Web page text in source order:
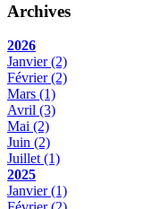
Archives
2026
Janvier(2)
Février(2)
Mars (1)
Avril (3)
Mai (2)
Juin (2)
Juillet(1)
2025
Janvier(1)